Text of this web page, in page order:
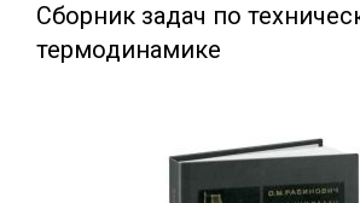
Сборник задач по
термодинамике